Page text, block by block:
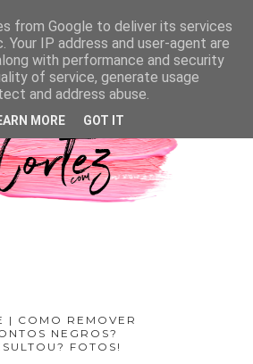
| COMO REMOVER
NEGROS?
FOTOS!
from Google to deliver its services
Your IP address and user-agent are
with performance and security
of service, generate usage
and address abuse.
MORE GOT IT